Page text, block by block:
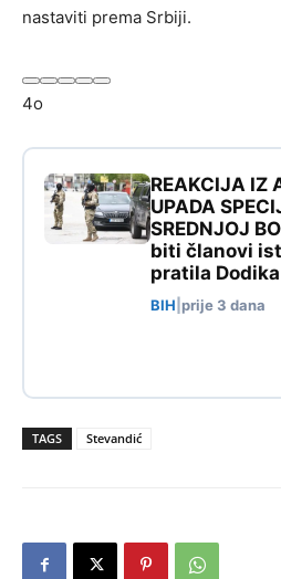
nastaviti prema Srbiji.
4o
REAKCIJA IZ
UPADA
SREDNJOJ
biti članovi
pratila
BIH prije 3 dana
TAGS Stevandić